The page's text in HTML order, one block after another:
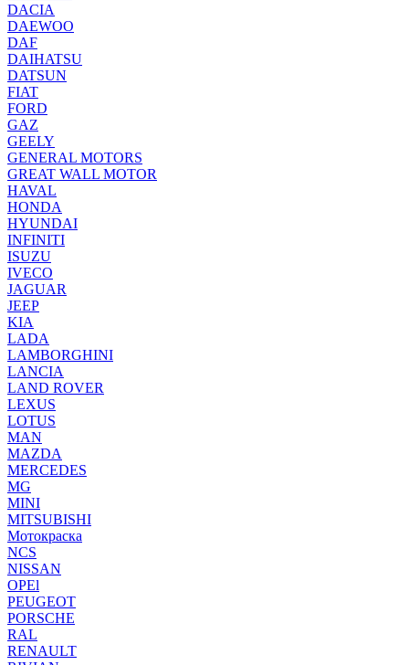
DACIA
DAEWOO
DAF
DAIHATSU
DATSUN
FIAT
FORD
GAZ
GEELY
GENERAL MOTORS
GREAT WALL MOTOR
HAVAL
HONDA
HYUNDAI
INFINITI
ISUZU
IVECO
JAGUAR
JEEP
KIA
LADA
LAMBORGHINI
LANCIA
LAND ROVER
LEXUS
LOTUS
MAN
MAZDA
MERCEDES
MG
MINI
MITSUBISHI
Мотокраска
NCS
NISSAN
OPEl
PEUGEOT
PORSCHE
RAL
RENAULT